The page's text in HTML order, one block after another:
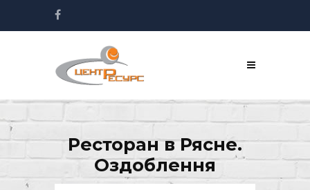
Ресторан в Рясне.
Оздоблення